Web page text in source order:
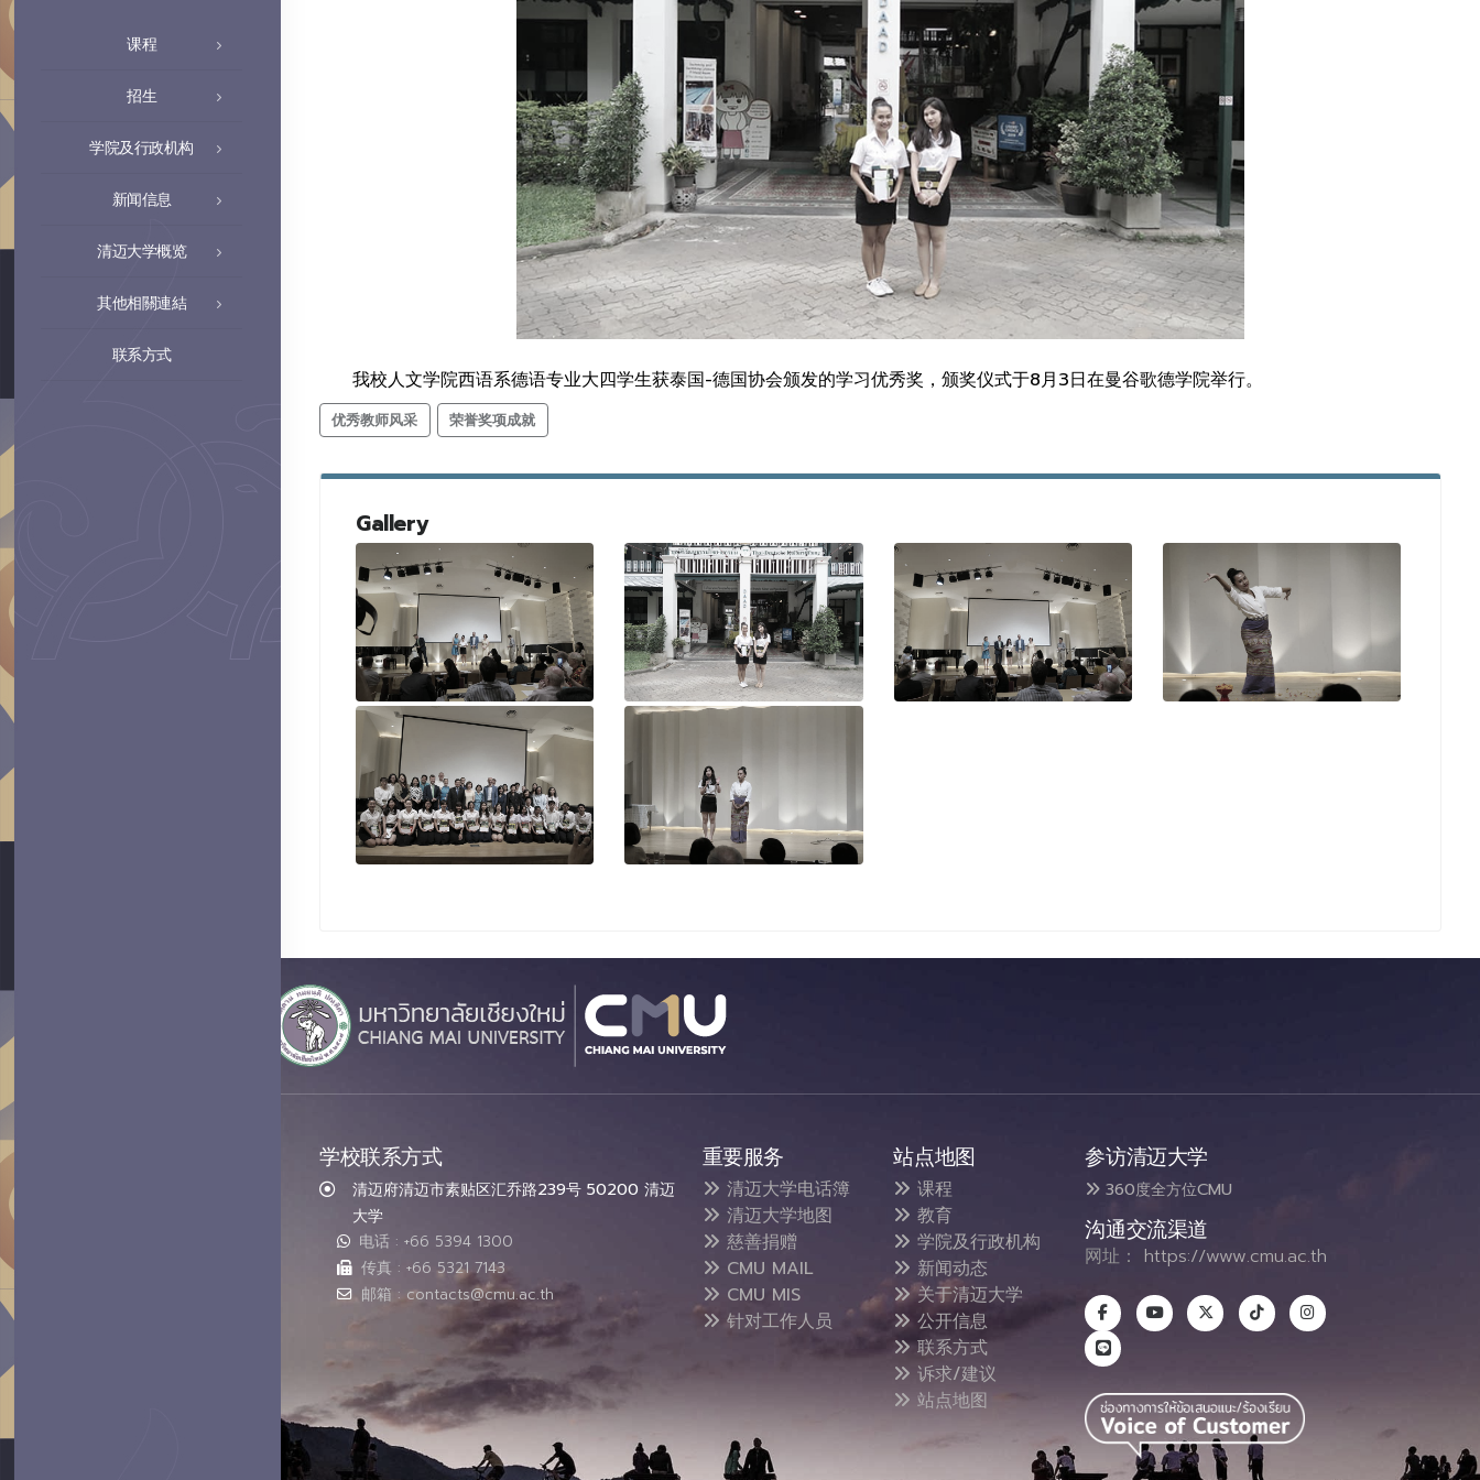
课程
招生
学院及行政机构
新闻信息
清迈大学概览
其他相關連結
联系方式
我校人文学院西语系德语专业大四学生获泰国-德国协会颁发的学习优秀奖，颁奖仪式于8月3日在曼谷歌德学院举行。
优秀教师风采 荣誉奖项成就
Gallery
学校联系方式
清迈府清迈市素贴区汇乔路239号 50200 清迈
大学
电话 : +66 5394 1300
传真 : +66 5321 7143
邮箱 : contacts@cmu.ac.th
重要服务
清迈大学电话簿
清迈大学地图
慈善捐赠
CMU MAIL
CMU MIS
针对工作人员
站点地图
课程
教育
学院及行政机构
新闻动态
关于清迈大学
公开信息
联系方式
诉求/建议
站点地图
参访清迈大学
360度全方位CMU
沟通交流渠道
网址： https://www.cmu.ac.th